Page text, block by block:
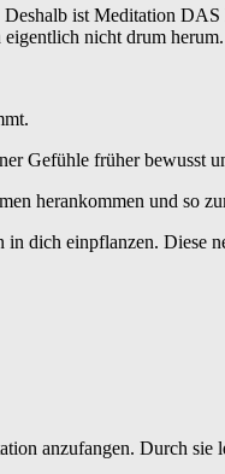
ist Meditation
nicht drum herum.
Gefühle früher bewusst
herankommen und so
dich einpflanzen. Diese
anzufangen. Durch